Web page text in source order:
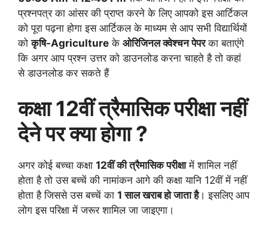
प्रश्नपत्र का आंसर की प्राप्त करने के लिए आपको इस आर्टिकल
को पूरा पढ़ना होगा इस आर्टिकल के माध्यम से आप सभी विद्यार्थियों
कोकृषि-Agriculture के ओरिजिनल क्वेश्चन पेपरका बताएंगे
कि अगर आप प्रश्न उत्तर को डाउनलोड करना चाहते है तो कहां
से डाउनलोड कर सकते हैं
कक्षा 12वींत्रैमासिकपरीक्षा नहीं
देने पर क्या होगा ?
अगर कोई बच्चा कक्षा 12वीं की त्रैमासिक परीक्षामें शामिल नहीं
होता है तो उस बच्चें की नामांकन आगे की कक्षा यानि 12वीं में नहीं
होता है जिससे उस बच्चें का 1 साल खराब हो जाता है। इसलिए आप
लोग इस परिक्षा में जरूर शामिल जा जाइएगा।